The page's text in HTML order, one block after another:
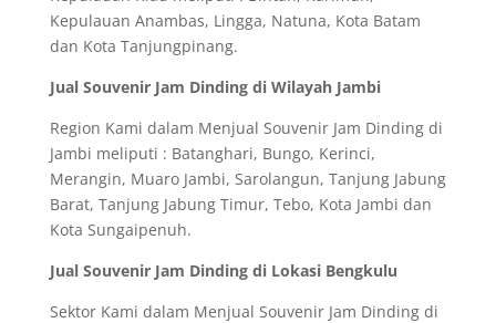
Kepulauan Anambas, Lingga, Natuna, Kota Batam
dan Kota Tanjungpinang.
Jual Souvenir Jam Dinding di Wilayah Jambi
Region Kami dalam Menjual Souvenir Jam Dinding di
Jambi meliputi : Batanghari, Bungo, Kerinci,
Merangin, Muaro Jambi, Sarolangun, Tanjung Jabung
Barat, Tanjung Jabung Timur, Tebo, Kota Jambi dan
Kota Sungaipenuh.
Jual Souvenir Jam Dinding di Lokasi Bengkulu
Sektor Kami dalam Menjual Souvenir Jam Dinding di